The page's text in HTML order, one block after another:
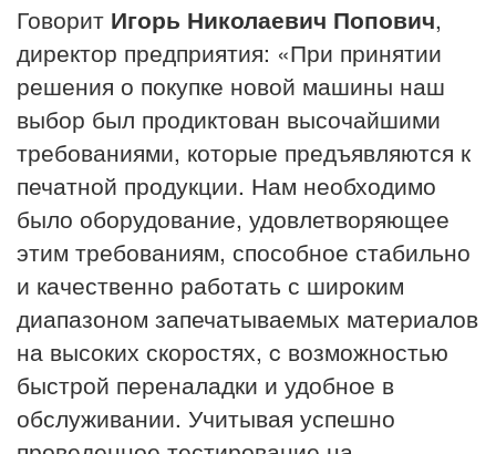
Говорит Игорь Николаевич Попович,
директор предприятия: «При принятии
решения о покупке новой машины наш
выбор был продиктован высочайшими
требованиями, которые предъявляются к
печатной продукции. Нам необходимо
было оборудование, удовлетворяющее
этим требованиям, способное стабильно
и качественно работать с широким
диапазоном запечатываемых материалов
на высоких скоростях, c возможностью
быстрой переналадки и удобное в
обслуживании. Учитывая успешно